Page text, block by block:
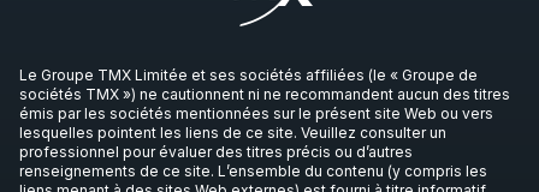
Le Groupe TMX Limitée et ses sociétés affiliées (le « Groupe de
sociétés TMX ») ne cautionnent ni ne recommandent aucun des titres
émis par les sociétés mentionnées sur le présent site Web ou vers
lesquelles pointent les liens de ce site. Veuillez consulter un
professionnel pour évaluer des titres précis ou d’autres
renseignements de ce site. L’ensemble du contenu (y compris les